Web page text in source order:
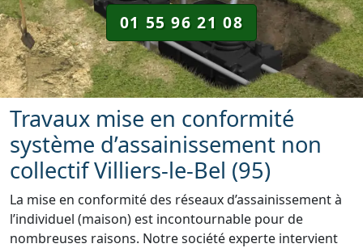
01 55 96 21 08
Travaux mise en conformité
système d’assainissement non
collectif Villiers-le-Bel (95)
La mise en conformité des réseaux d’assainissement à
l’individuel (maison) est incontournable pour de
nombreuses raisons. Notre société experte intervient